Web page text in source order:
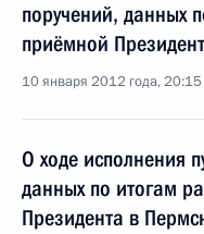
поручений, данных
приёмной
10 января 2012 года, 20:15
О ходе исполнения
данных по итогам
Президента в